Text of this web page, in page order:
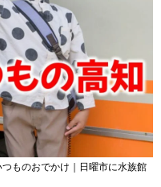
ものおでかけ｜日曜市に水族館